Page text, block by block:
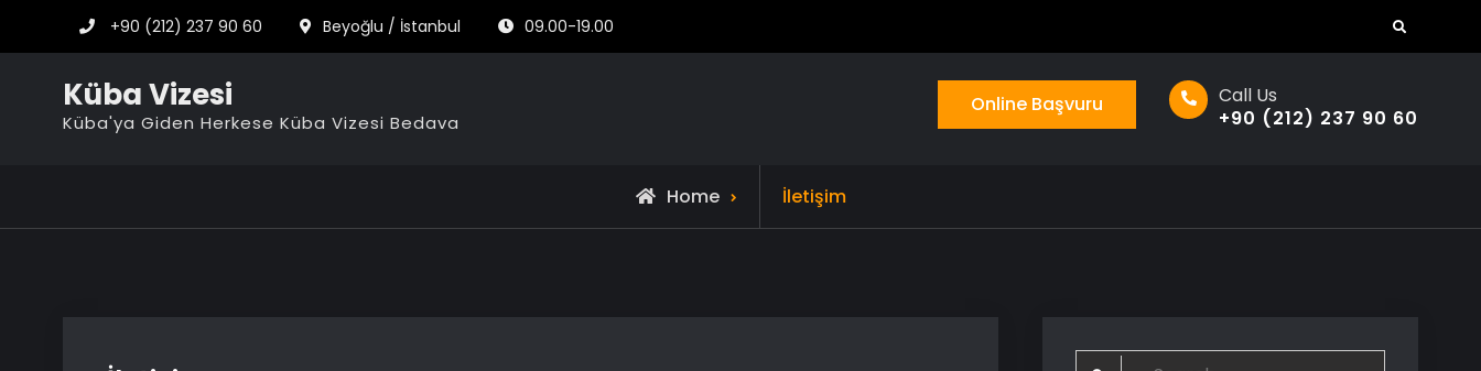
+90 (212) 237 90 60 Beyoğlu / İstanbul 09.00-19.00 Search
Küba Vizesi
Küba'ya Giden Herkese Küba Vizesi Bedava
Online Başvuru
Call Us
+90 (212) 237 90 60
Home İletişim
Search